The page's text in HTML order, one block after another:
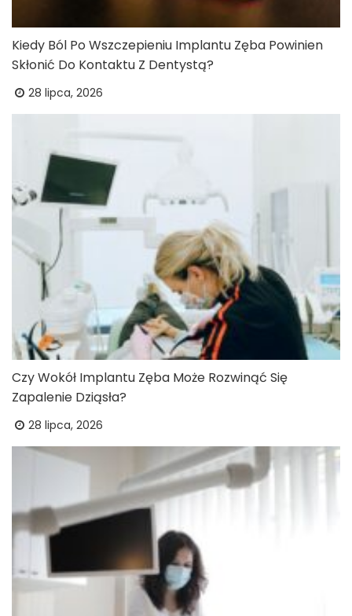
Kiedy Ból Po Wszczepieniu Implantu Zęba Powinien
Skłonić Do Kontaktu Z Dentystą?
28 lipca, 2026
Czy Wokół Implantu Zęba Może Rozwinąć Się
Zapalenie Dziąsła?
28 lipca, 2026